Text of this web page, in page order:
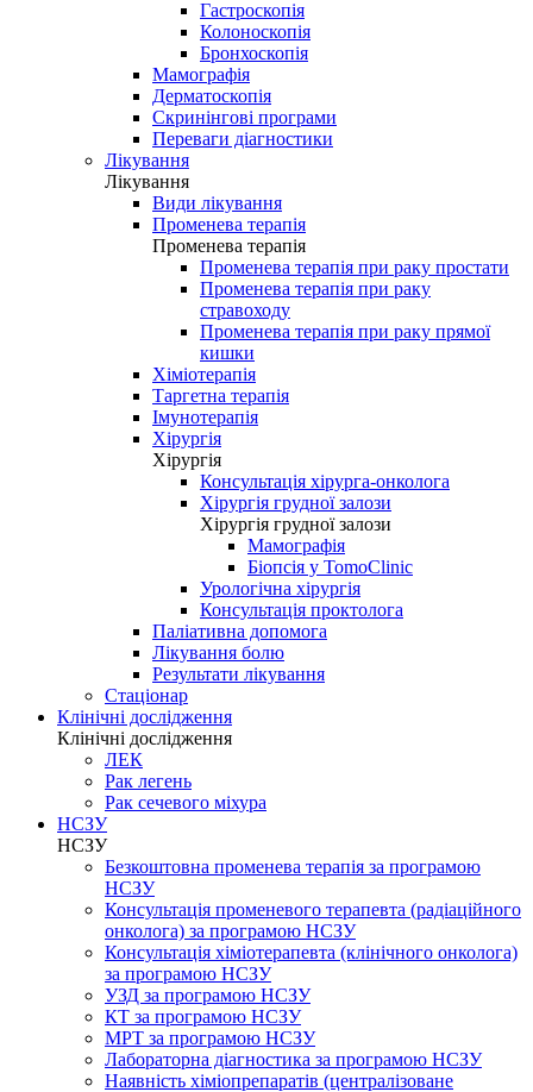
Гастроскопія
Колоноскопія
Бронхоскопія
Мамографія
Дерматоскопія
Скринінгові програми
Переваги діагностики
Лікування
Лікування
Види лікування
Променева терапія
Променева терапія
Променева терапія при раку простати
Променева терапія при раку
стравоходу
Променева терапія при раку прямої
кишки
Хіміотерапія
Таргетна терапія
Імунотерапія
Хірургія
Хірургія
Консультація хірурга-онколога
Хірургія грудної залози
Хірургія грудної залози
Мамографія
Біопсія у TomoClinic
Урологічна хірургія
Консультація проктолога
Паліативна допомога
Лікування болю
Результати лікування
Стаціонар
Клінічні дослідження
Клінічні дослідження
ЛЕК
Рак легень
Рак сечевого міхура
НСЗУ
НСЗУ
Безкоштовна променева терапія за програмою
НСЗУ
Консультація променевого терапевта (радіаційного
онколога) за програмою НСЗУ
Консультація хіміотерапевта (клінічного онколога)
за програмою НСЗУ
УЗД за програмою НСЗУ
КТ за програмою НСЗУ
МРТ за програмою НСЗУ
Лабораторна діагностика за програмою НСЗУ
Наявність хіміопрепаратів (централізоване